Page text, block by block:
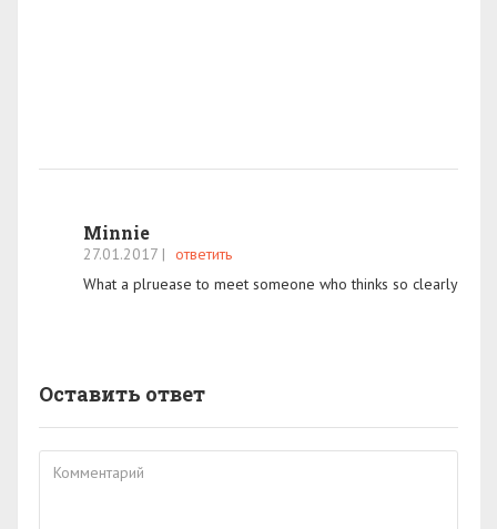
Minnie
27.01.2017 | ответить
What a plruease to meet someone who thinks so clearly
Оставить ответ